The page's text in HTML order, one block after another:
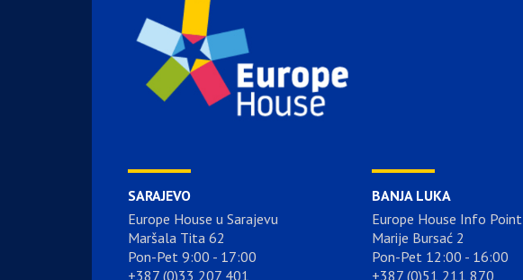
SARAJEVO
Europe House u Sarajevu
Maršala Tita 62
Pon-Pet 9:00 - 17:00
+387 (0)33 207 401
BANJA LUKA
Europe House Info Point
Marije Bursać 2
Pon-Pet 12:00 - 16:00
+387 (0)51 211 870